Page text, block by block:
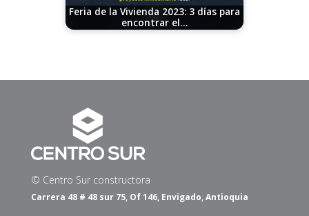
Feria de la Vivienda 2023: 3 días para
encontrar el…
© Centro Sur constructora
Carrera 48 # 48 sur 75, Of 146, Envigado, Antioquia